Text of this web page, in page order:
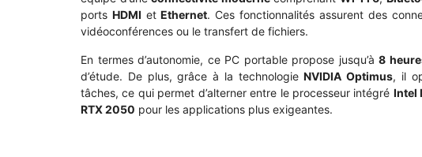
ports HDMI etEthernet. Ces fonctionnalités assurent des
vidéoconférences ou le transfert de fichiers.
En termes d’autonomie, ce PC portable propose jusqu’à8
d’étude. De plus, grâce à la technologieNVIDIA Optimus, il
tâches, ce qui permet d’alterner entre le processeur intégré Intel
RTX 2050 pour les applications plus exigeantes.